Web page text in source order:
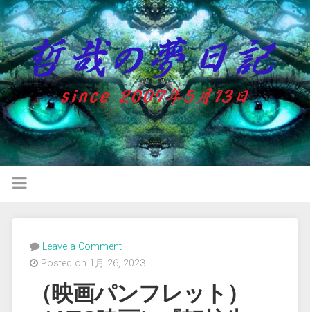
Leave a Comment
Posted on 1月 26, 2023
（映画パンフレット）